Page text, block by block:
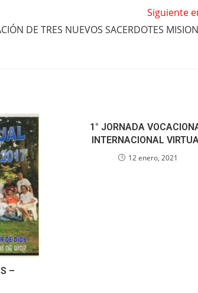
Siguiente
DE TRES NUEVOS SACERDOTES
–
1° JORNADA
INTERNACIONAL
12 enero, 2021